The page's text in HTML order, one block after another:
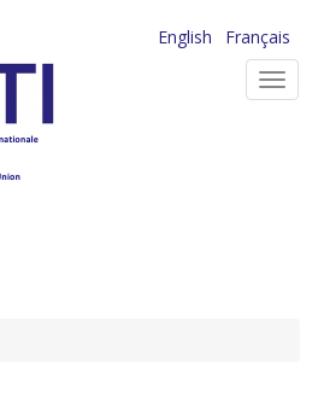
English
Français